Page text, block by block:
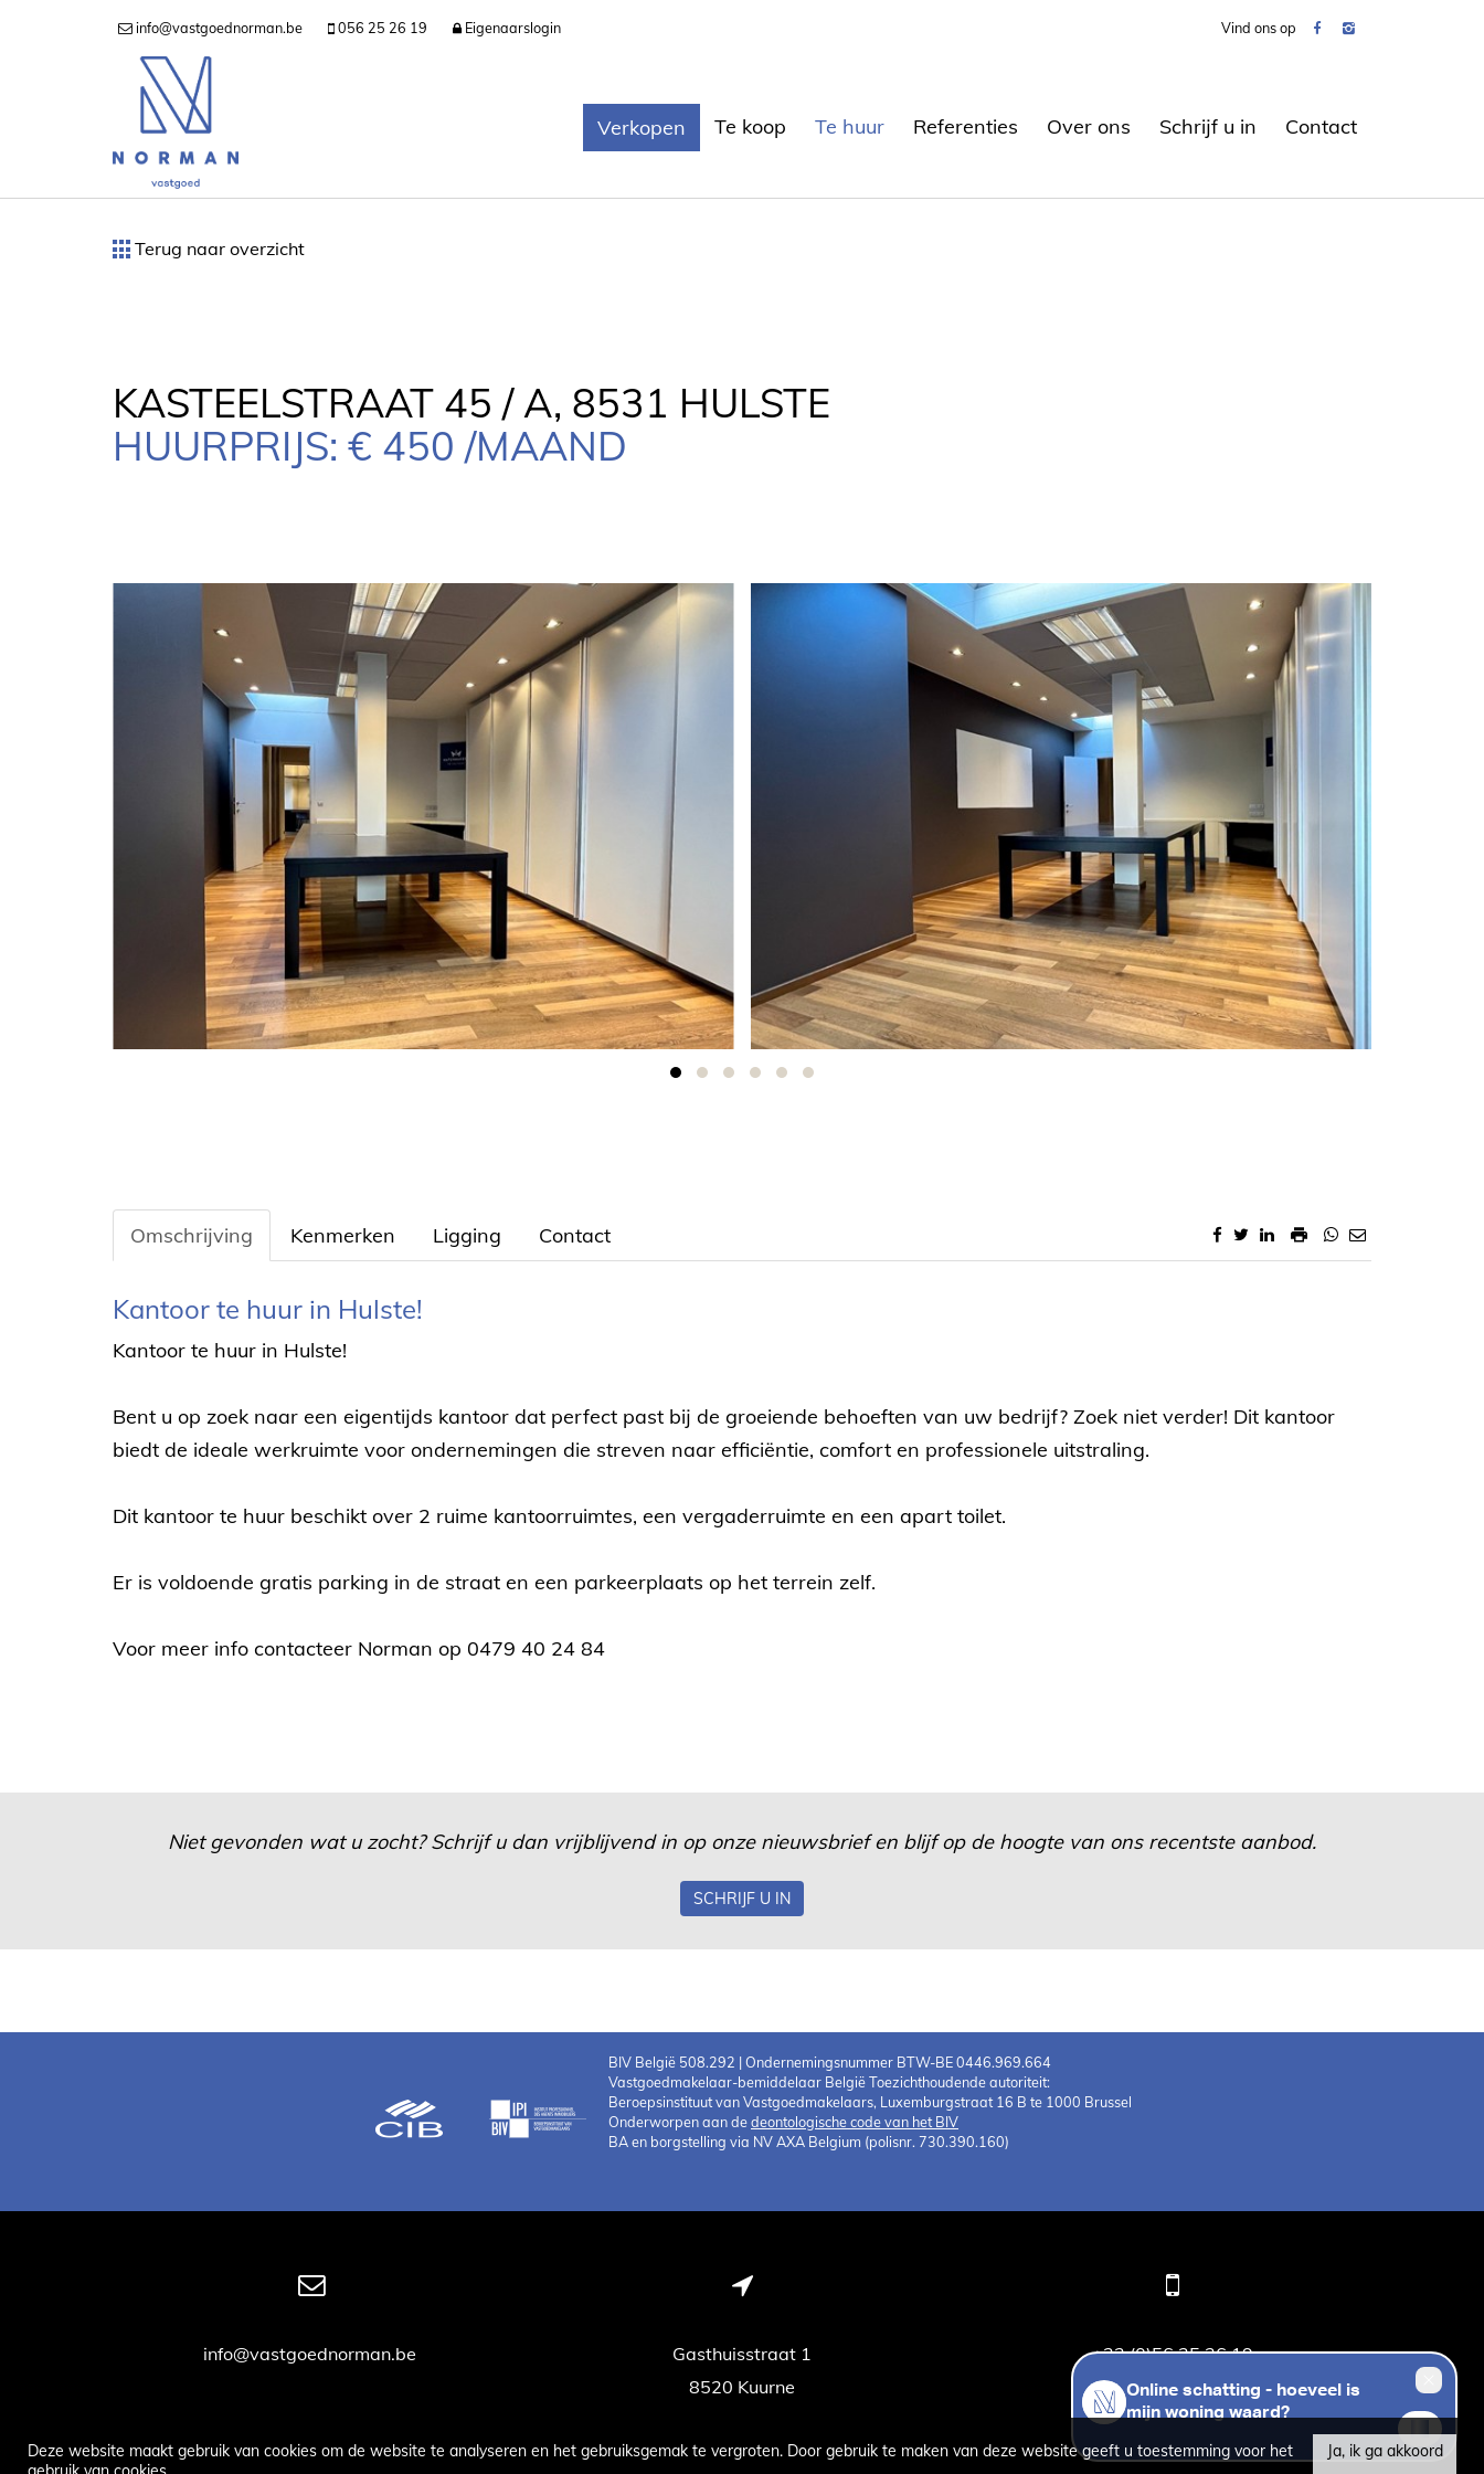
info@vastgoednorman.be 056 25 26 19 Eigenaarslogin Vind ons op
Verkopen Te koop Te huur Referenties Over ons Schrijf u in Contact
Terug naar overzicht
KASTEELSTRAAT 45 / A, 8531 HULSTE
HUURPRIJS: € 450 /MAAND
Omschrijving Kenmerken Ligging Contact
Omschrijving
Kantoor te huur in Hulste!
Kantoor te huur in Hulste!
Bent u op zoek naar een eigentijds kantoor dat perfect past bij de groeiende behoeften van uw bedrijf? Zoek niet verder! Dit kantoor
biedt de ideale werkruimte voor ondernemingen die streven naar efficiëntie, comfort en professionele uitstraling.
Dit kantoor te huur beschikt over 2 ruime kantoorruimtes, een vergaderruimte en een apart toilet.
Er is voldoende gratis parking in de straat en een parkeerplaats op het terrein zelf.
Voor meer info contacteer Norman op 0479 40 24 84
Niet gevonden wat u zocht? Schrijf u dan vrijblijvend in op onze nieuwsbrief en blijf op de hoogte van ons recentste aanbod.
SCHRIJF U IN
BIV België 508.292 | Ondernemingsnummer BTW-BE 0446.969.664
Vastgoedmakelaar-bemiddelaar België Toezichthoudende autoriteit:
Beroepsinstituut van Vastgoedmakelaars, Luxemburgstraat 16 B te 1000 Brussel
Onderworpen aan dedeontologische code van het BIV
BA en borgstelling via NV AXA Belgium (polisnr. 730.390.160)
info@vastgoednorman.be
Gasthuisstraat 1
8520 Kuurne
+32 (0)56 25 26 19
Deze website maakt gebruik van cookies om de website te analyseren en het gebruiksgemak te vergroten. Door gebruik te maken van deze website geeft u toestemming voor het
Ja, ik ga akkoord